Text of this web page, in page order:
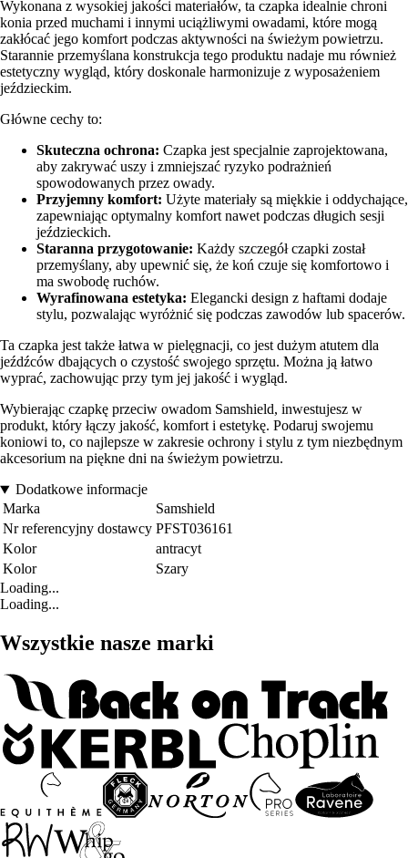
Wykonana z wysokiej jakości materiałów, ta czapka idealnie chroni
konia przed muchami i innymi uciążliwymi owadami, które mogą
zakłócać jego komfort podczas aktywności na świeżym powietrzu.
Starannie przemyślana konstrukcja tego produktu nadaje mu również
estetyczny wygląd, który doskonale harmonizuje z wyposażeniem
jeździeckim.
Główne cechy to:
Skuteczna ochrona: Czapka jest specjalnie zaprojektowana,
aby zakrywać uszy i zmniejszać ryzyko podrażnień
spowodowanych przez owady.
Przyjemny komfort: Użyte materiały są miękkie i oddychające,
zapewniając optymalny komfort nawet podczas długich sesji
jeździeckich.
Staranna przygotowanie: Każdy szczegół czapki został
przemyślany, aby upewnić się, że koń czuje się komfortowo i
ma swobodę ruchów.
Wyrafinowana estetyka: Elegancki design z haftami dodaje
stylu, pozwalając wyróżnić się podczas zawodów lub spacerów.
Ta czapka jest także łatwa w pielęgnacji, co jest dużym atutem dla
jeźdźców dbających o czystość swojego sprzętu. Można ją łatwo
wyprać, zachowując przy tym jej jakość i wygląd.
Wybierając czapkę przeciw owadom Samshield, inwestujesz w
produkt, który łączy jakość, komfort i estetykę. Podaruj swojemu
koniowi to, co najlepsze w zakresie ochrony i stylu z tym niezbędnym
akcesorium na piękne dni na świeżym powietrzu.
Dodatkowe informacje
Marka
Samshield
Nr referencyjny dostawcy PFST036161
Kolor
antracyt
Kolor
Szary
Loading...
Loading...
Wszystkie nasze marki